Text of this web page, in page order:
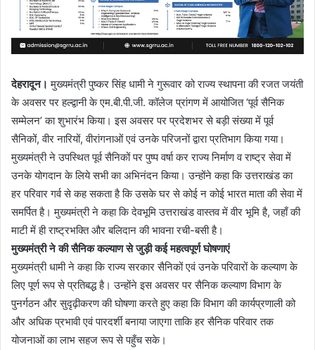
देहरादून।मुख्यमंत्री पुष्कर सिंह धामी ने गुरूवार को राज्य स्थापना की रजत जयंती
के अवसर पर हल्द्वानी के एम.बी.पी.जी. कॉलेज प्रांगण में आयोजित ‘पूर्व सैनिक
सम्मेलन’ का शुभारंभ किया। इस अवसर पर प्रदेशभर से बड़ी संख्या में पूर्व
सैनिकों, वीर नारियों, वीरांगनाओं एवं उनके परिजनों द्वारा प्रतिभाग किया गया।
मुख्यमंत्री ने उपस्थित पूर्व सैनिकों पर पुष्प वर्षा कर राज्य निर्माण व राष्ट्र सेवा में
उनके योगदान के लिये सभी का अभिनंदन किया। उन्होंने कहा कि उत्तराखंड का
हर परिवार गर्व से कह सकता है कि उसके घर से कोई न कोई भारत माता की सेवा में
समर्पित है। मुख्यमंत्री ने कहा कि देवभूमि उत्तराखंड वास्तव में वीर भूमि है, जहाँ की
माटी में ही राष्ट्रभक्ति और बलिदान की भावना रची-बसी है।
मुख्यमंत्री ने की सैनिक कल्याण से जुड़ी कई महत्वपूर्ण घोषणाएं
मुख्यमंत्री धामी ने कहा कि राज्य सरकार सैनिकों एवं उनके परिवारों के कल्याण के
लिए पूर्ण रूप से प्रतिबद्ध है। उन्होंने इस अवसर पर सैनिक कल्याण विभाग के
पुनर्गठन और सुदृढ़ीकरण की घोषणा करते हुए कहा कि विभाग की कार्यप्रणाली को
और अधिक प्रभावी एवं पारदर्शी बनाया जाएगा ताकि हर सैनिक परिवार तक
योजनाओं का लाभ सहज रूप से पहुँच सके।